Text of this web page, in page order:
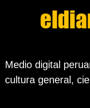
Medio digital
cultura general,